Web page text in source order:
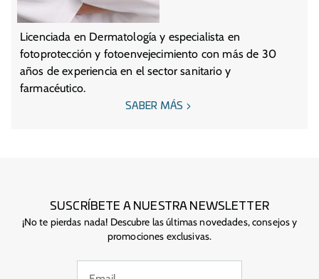
Licenciada en Dermatología y especialista en
fotoprotección y fotoenvejecimiento con más de 30
años de experiencia en el sector sanitario y
farmacéutico.
SABER MÁS
SUSCRÍBETE A NUESTRA NEWSLETTER
¡No te pierdas nada! Descubre las últimas novedades, consejos y
promociones exclusivas.